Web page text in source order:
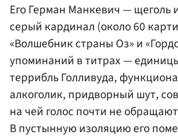
Его Герман Манкевич — щеголь
серый кардинал (около 60
«Волшебник страны Оз» и
упоминаний в титрах —
террибль Голливуда,
алкоголик, придворный шут,
на чей голос почти не
В пустынную изоляцию его